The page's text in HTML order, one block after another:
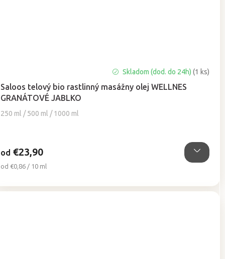
Saloos telový bio rastlinný masážny olej WELLNES
GRANÁTOVÉ JABLKO
250 ml / 500 ml / 1000 ml
produktu
je
5,0
Skladom (dod. do 24h)(1 ks)
od €23,90
Jednotková
od €0,86 / 10 ml